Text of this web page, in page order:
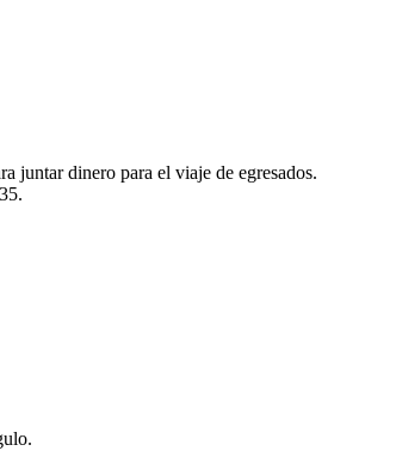
juntar dinero para el viaje de egresados.